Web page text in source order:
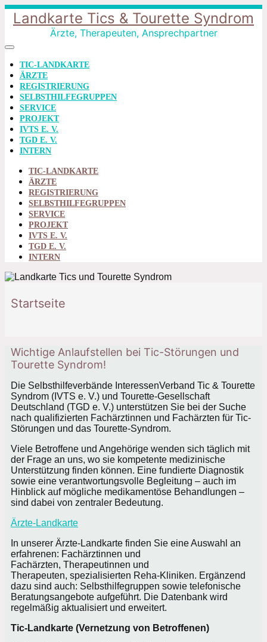
Landkarte Tics & Tourette Syndrom
Ärzte, Therapeuten, Ansprechpartner
TIC-LANDKARTE
ÄRZTE
REGISTRIERUNG
SELBSTHILFEGRUPPEN
SERVICE
PROJEKT
IVTS E. V.
TGD E. V.
INTERN
TIC-LANDKARTE
ÄRZTE
REGISTRIERUNG
SELBSTHILFEGRUPPEN
SERVICE
PROJEKT
IVTS E. V.
TGD E. V.
INTERN
Startseite
Wichtige Anlaufstellen bei Tic-Störungen und
Tourette Syndrom!
Die Selbsthilfeverbände InteressenVerband Tic & Tourette
Syndrom (IVTS e. V.) und Tourette-Gesellschaft
Deutschland (TGD e. V.) unterstützen Sie bei der Suche
nach qualifizierten Fachärztinnen und Fachärzten für Tic-
Störungen und das Tourette-Syndrom.
Viele Betroffene und Angehörige wenden sich täglich mit
der Frage an uns, wo sie kompetente medizinische
Unterstützung finden können. Eine fundierte Diagnostik
sowie eine verantwortungsvolle Begleitung – auch im
Hinblick auf mögliche medikamentöse Behandlungen –
sind dabei von zentraler Bedeutung.
Ärzte-Landkarte
In unserer Ärzte-Landkarte finden Sie eine Auswahl an
erfahrenen: Fachärztinnen und
Fachärzten, Therapeutinnen und
Therapeuten, spezialisierten Reha-Kliniken. Ergänzend
dazu sind auch: Selbsthilfegruppen sowie telefonische
Beratungsangebote aufgeführt. Die Datenbank wird
regelmäßig aktualisiert und erweitert.
Tic-Landkarte (Vernetzung von Betroffenen)